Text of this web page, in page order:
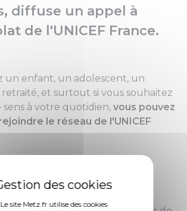
Le site Metz.fr utilise des cookies
diffuse un appel à
de l'UNICEF France.
un enfant, un adolescent, un
et surtout si vous souhaitez
à votre quotidien, vous pouvez
le réseau de l'UNICEF
bénévole à
?